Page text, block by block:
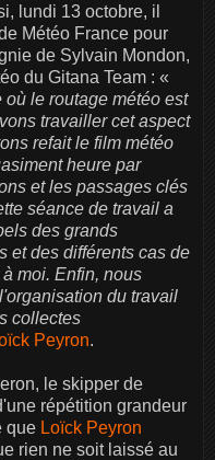
lundi 13 octobre, il
Météo France pour
de Sylvain Mondon,
du Gitana Team : «
le routage météo est
travailler cet aspect
refait le film météo
heure par
et les passages clés
séance de travail a
des grands
et des différents cas de
moi. Enfin, nous
du travail
collectes
Peyron.
le skipper de
répétition grandeur
que Loïck Peyron
rien ne soit laissé au